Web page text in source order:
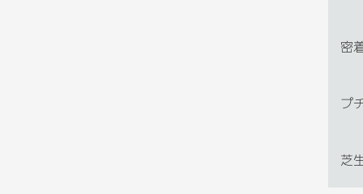
密
プ
芝